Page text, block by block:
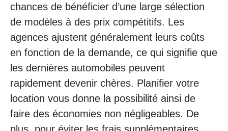
chances de bénéficier d’une large sélection
de modèles à des prix compétitifs. Les
agences ajustent généralement leurs coûts
en fonction de la demande, ce qui signifie que
les dernières automobiles peuvent
rapidement devenir chères. Planifier votre
location vous donne la possibilité ainsi de
faire des économies non négligeables. De
plus, pour éviter les frais supplémentaires